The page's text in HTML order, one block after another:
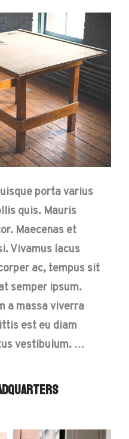
porta varius
quis. Mauris
Maecenas et
Vivamus lacus
ac, tempus sit
semper ipsum.
a massa viverra
est eu diam
vestibulum. …